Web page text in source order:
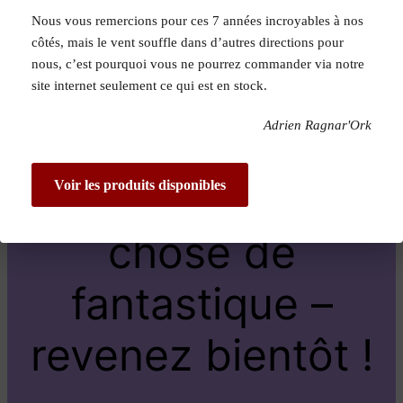
Pardon pour le
dérangement !
Nous travaillons
sur quelque
chose de
fantastique –
revenez bientôt !
Nous vous remercions pour ces 7 années incroyables à nos
côtés, mais le vent souffle dans d’autres directions pour
nous, c’est pourquoi vous ne pourrez commander via notre
site internet seulement ce qui est en stock.
Adrien Ragnar'Ork
Voir les produits disponibles